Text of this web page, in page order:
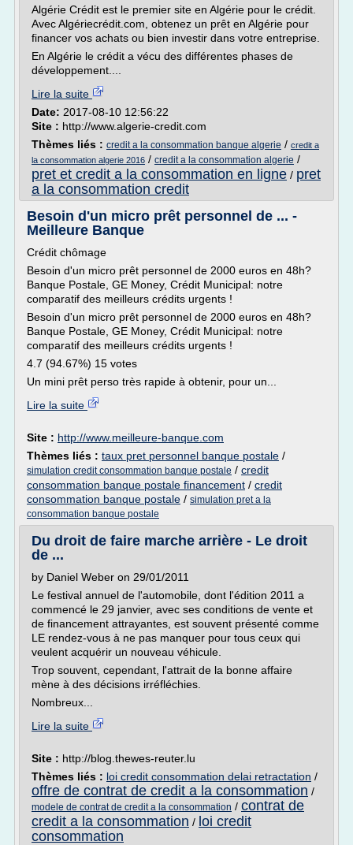
Algérie Crédit est le premier site en Algérie pour le crédit.
Avec Algériecrédit.com, obtenez un prêt en Algérie pour
financer vos achats ou bien investir dans votre entreprise.
En Algérie le crédit a vécu des différentes phases de
développement....
Lire la suite
Date: 2017-08-10 12:56:22
Site : http://www.algerie-credit.com
Thèmes liés : credit a la consommation banque algerie / credit a
la consommation algerie 2016 / credit a la consommation algerie /
pret et credit a la consommation en ligne / pret
a la consommation credit
Besoin d'un micro prêt personnel de ... -
Meilleure Banque
Crédit chômage
Besoin d'un micro prêt personnel de 2000 euros en 48h?
Banque Postale, GE Money, Crédit Municipal: notre
comparatif des meilleurs crédits urgents !
Besoin d'un micro prêt personnel de 2000 euros en 48h?
Banque Postale, GE Money, Crédit Municipal: notre
comparatif des meilleurs crédits urgents !
4.7 (94.67%) 15 votes
Un mini prêt perso très rapide à obtenir, pour un...
Lire la suite
Site : http://www.meilleure-banque.com
Thèmes liés : taux pret personnel banque postale /
simulation credit consommation banque postale / credit
consommation banque postale financement / credit
consommation banque postale / simulation pret a la
consommation banque postale
Du droit de faire marche arrière - Le droit
de ...
by Daniel Weber on 29/01/2011
Le festival annuel de l'automobile, dont l'édition 2011 a
commencé le 29 janvier, avec ses conditions de vente et
de financement attrayantes, est souvent présenté comme
LE rendez-vous à ne pas manquer pour tous ceux qui
veulent acquérir un nouveau véhicule.
Trop souvent, cependant, l'attrait de la bonne affaire
mène à des décisions irréfléchies.
Nombreux...
Lire la suite
Site : http://blog.thewes-reuter.lu
Thèmes liés : loi credit consommation delai retractation /
offre de contrat de credit a la consommation /
modele de contrat de credit a la consommation / contrat de
credit a la consommation / loi credit
consommation